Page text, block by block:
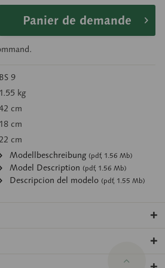
Panier de demande
BS 9
1.55 kg
cm
18 cm
cm
Modellbeschreibung (pdf, 1.56 Mb)
Model Description (pdf, 1.56 Mb)
Descripcion del modelo (pdf, 1.55 Mb)